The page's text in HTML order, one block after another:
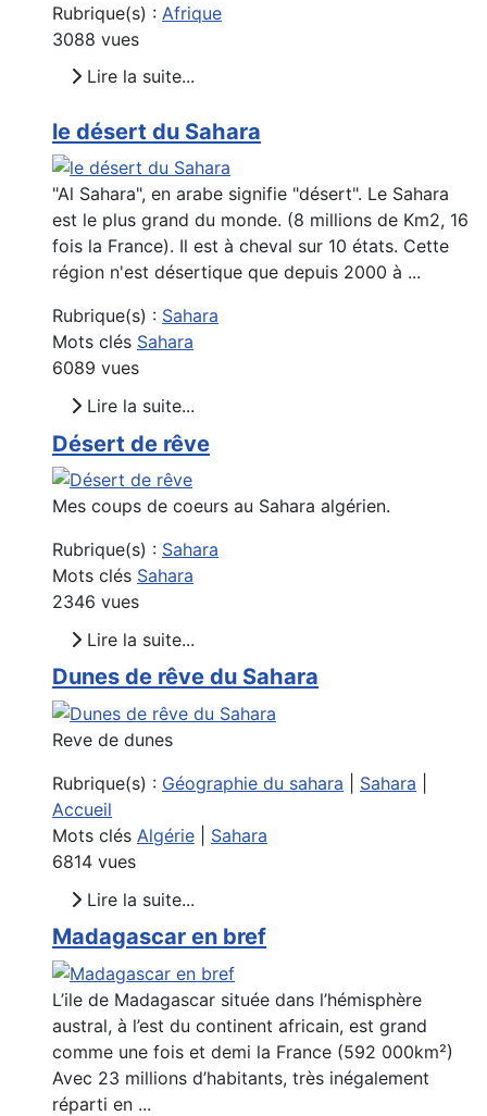
Rubrique(s) : Afrique
3088 vues
Lire la suite...
le désert du Sahara
"Al Sahara", en arabe signifie "désert". Le Sahara
est le plus grand du monde. (8 millions de Km2, 16
fois la France). Il est à cheval sur 10 états. Cette
région n'est désertique que depuis 2000 à ...
Rubrique(s) : Sahara
Mots clés Sahara
6089 vues
Lire la suite...
Désert de rêve
Mes coups de coeurs au Sahara algérien.
Rubrique(s) : Sahara
Mots clés Sahara
2346 vues
Lire la suite...
Dunes de rêve du Sahara
Reve de dunes
Rubrique(s) : Géographie du sahara Sahara
Accueil
Mots clés Algérie
Sahara
6814 vues
Lire la suite...
Madagascar en bref
L’ile de Madagascar située dans l’hémisphère
austral, à l’est du continent africain, est grand
comme une fois et demi la France (592 000km²)
Avec 23 millions d’habitants, très inégalement
réparti en ...